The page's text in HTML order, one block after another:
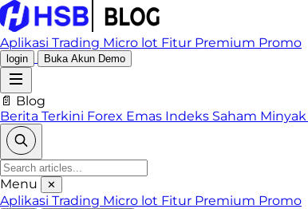
Aplikasi Trading Micro lot Fitur Premium Promo
login Buka Akun Demo
📄 Blog
Berita Terkini Forex Emas Indeks Saham Minyak
Menu ✕
Aplikasi Trading Micro lot Fitur Premium Promo